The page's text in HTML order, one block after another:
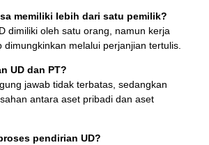
memiliki lebih dari satu pemilik?
dimiliki oleh satu orang, namun kerja
dimungkinkan melalui perjanjian tertulis.
UD dan PT?
jawab tidak terbatas, sedangkan
antara aset pribadi dan aset
pendirian UD?